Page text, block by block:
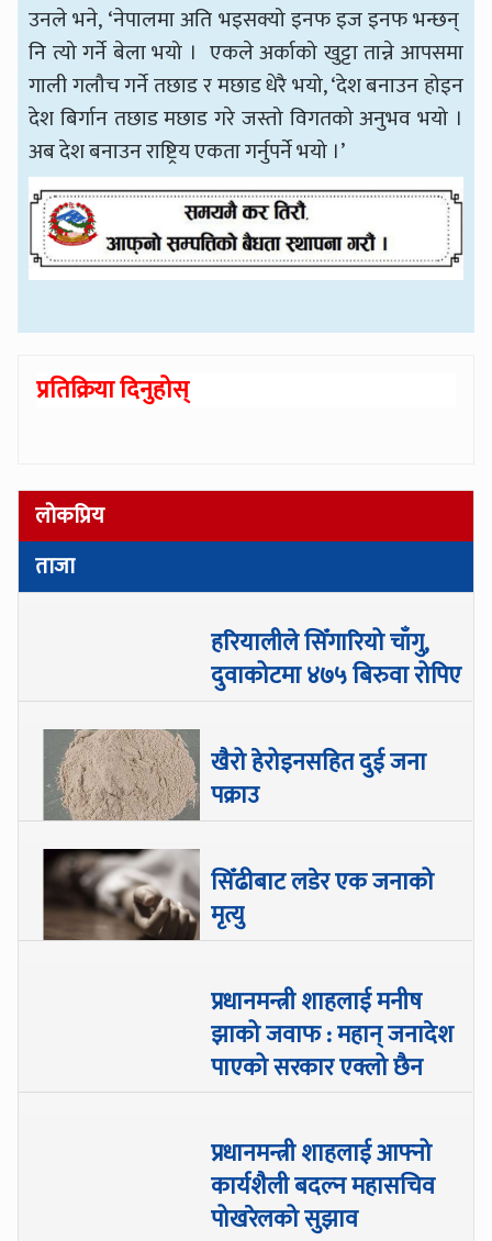
उनले भने, ‘नेपालमा अति भइसक्यो इनफ इज इनफ भन्छन्
नि त्यो गर्ने बेला भयो । एकले अर्काको खुट्टा तान्ने आपसमा
गाली गलौच गर्ने तछाड र मछाड धेरै भयो, ‘देश बनाउन होइन
देश बिर्गान तछाड मछाड गरे जस्तो विगतको अनुभव भयो ।
अब देश बनाउन राष्ट्रिय एकता गर्नुपर्ने भयो ।’
प्रतिक्रिया दिनुहोस्
लोकप्रिय
ताजा
हरियालीले सिँगारियो चाँगु,
दुवाकोटमा ४७५ बिरुवा रोपिए
खैरो हेरोइनसहित दुई जना
पक्राउ
सिँढीबाट लडेर एक जनाको
मृत्यु
प्रधानमन्त्री शाहलाई मनीष
झाको जवाफ : महान् जनादेश
पाएको सरकार एक्लो छैन
प्रधानमन्त्री शाहलाई आफ्नो
कार्यशैली बदल्न महासचिव
पोखरेलको सुझाव